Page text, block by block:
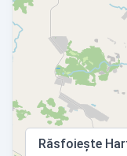
Răsfoiește